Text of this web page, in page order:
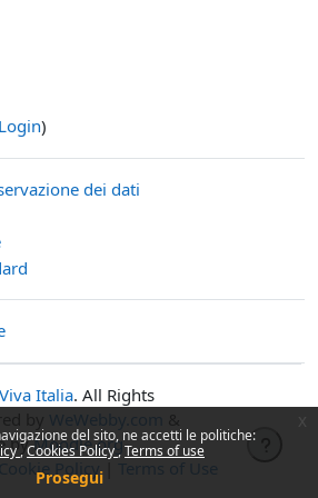
del sito, ne accetti le politiche:
Cookies Policy Terms of use
Prosegui
Login)
dei dati
Viva Italia. All Rights
WeWebby.com
byMoodle.org
Cookie Policy | Terms of Use